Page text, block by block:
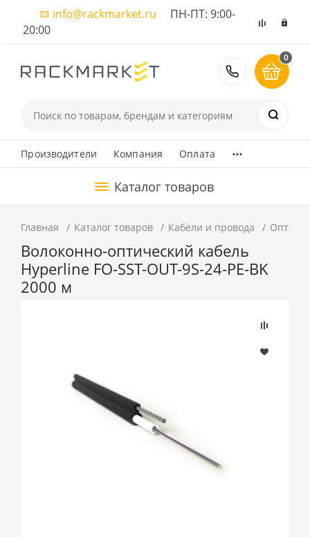
info@rackmarket.ru ПН-ПТ: 9:00-
20:00
8 (495)
0
Производители Компания Оплата ...
Каталог товаров
Главная Каталог товаров Кабели и провода
Волоконно-оптический кабель
Hyperline FO-SST-OUT-9S-24-PE-BK
2000 м